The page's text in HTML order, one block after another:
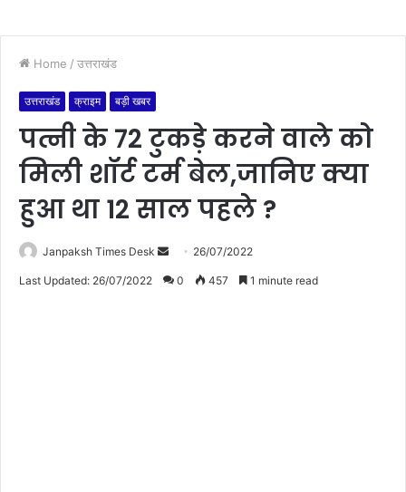
Home / उत्तराखंड
उत्तराखंड क्राइम बड़ी खबर
पत्नी के 72 टुकड़े करने वाले को
मिली शॉर्ट टर्म बेल,जानिए क्या
हुआ था 12 साल पहले ?
Janpaksh Times Desk
e
26/07/2022
Last Updated: 26/07/2022 0 457 1 minute read